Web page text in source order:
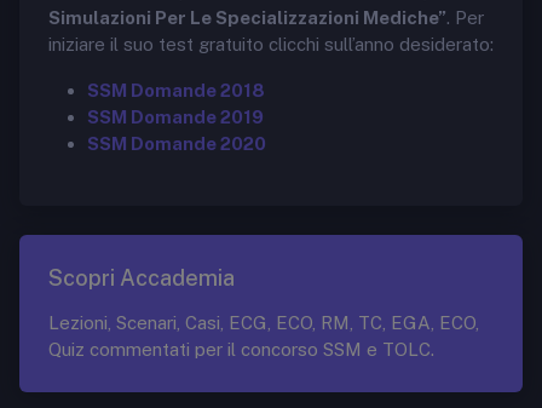
Simulazioni Per Le Specializzazioni Mediche”. Per
iniziare il suo test gratuito clicchi sull’anno desiderato:
SSM Domande 2018
SSM Domande 2019
SSM Domande 2020
Scopri Accademia
Lezioni, Scenari, Casi, ECG, ECO, RM, TC, EGA, ECO,
Quiz commentati per il concorso SSM e TOLC.